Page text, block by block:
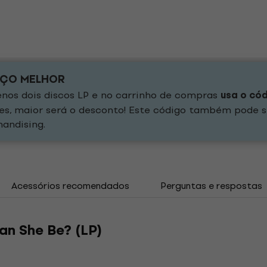
MELHOR
dois discos LP e no carrinho de compras usa o
maior será o desconto! Este código também pode
Acessórios recomendados Perguntas e respostas
She Be? (LP)